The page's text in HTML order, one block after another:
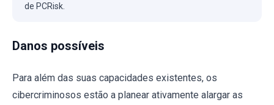
de PCRisk.
Danos possíveis
Para além das suas capacidades existentes, os
cibercriminosos estão a planear ativamente alargar as